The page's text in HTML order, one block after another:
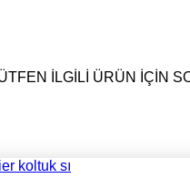
İLGİLİ ÜRÜN İÇİN